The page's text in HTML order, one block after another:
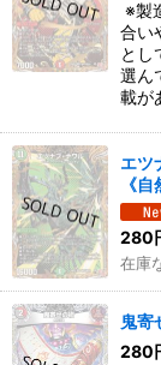
※製
合い
とし
選ん
載が
エツ
《自
280
在庫
鬼寄
280